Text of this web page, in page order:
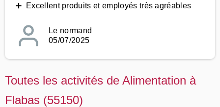
➕ Excellent produits et employés très agréables
Le normand
05/07/2025
Toutes les activités de Alimentation à
Flabas (55150)